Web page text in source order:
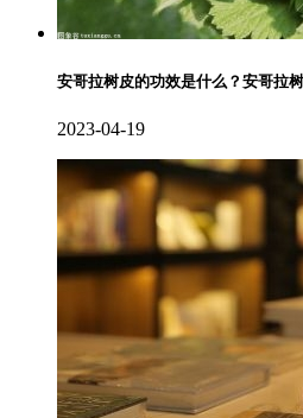
安哥拉树皮的功效是什么？安哥拉
2023-04-19